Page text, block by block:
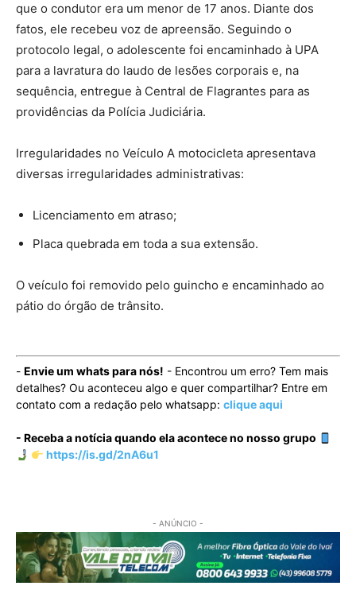
que o condutor era um menor de 17 anos. Diante dos
fatos, ele recebeu voz de apreensão. Seguindo o
protocolo legal, o adolescente foi encaminhado à UPA
para a lavratura do laudo de lesões corporais e, na
sequência, entregue à Central de Flagrantes para as
providências da Polícia Judiciária.
Irregularidades no Veículo A motocicleta apresentava
diversas irregularidades administrativas:
Licenciamento em atraso;
Placa quebrada em toda a sua extensão.
O veículo foi removido pelo guincho e encaminhado ao
pátio do órgão de trânsito.
- Envie um whats para nós! - Encontrou um erro? Tem mais
detalhes? Ou aconteceu algo e quer compartilhar? Entre em
contato com a redação pelo whatsapp: clique aqui
- Receba a notícia quando ela acontece no nosso grupo
https://is.gd/2nA6u1
- ANÚNCIO -